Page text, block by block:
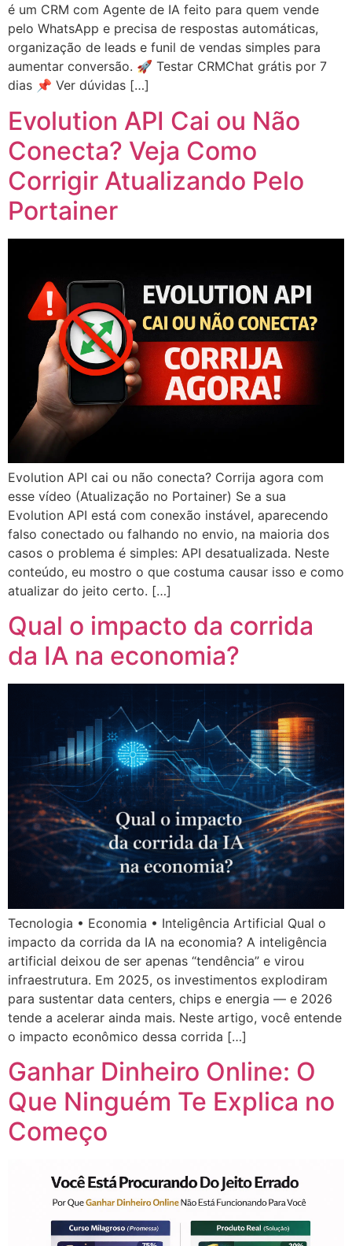
é um CRM com Agente de IA feito para quem vende
pelo WhatsApp e precisa de respostas automáticas,
organização de leads e funil de vendas simples para
aumentar conversão. 🚀 Testar CRMChat grátis por 7
dias 📌 Ver dúvidas […]
Evolution API Cai ou Não
Conecta? Veja Como
Corrigir Atualizando Pelo
Portainer
Evolution API cai ou não conecta? Corrija agora com
esse vídeo (Atualização no Portainer) Se a sua
Evolution API está com conexão instável, aparecendo
falso conectado ou falhando no envio, na maioria dos
casos o problema é simples: API desatualizada. Neste
conteúdo, eu mostro o que costuma causar isso e como
atualizar do jeito certo. […]
Qual o impacto da corrida
da IA na economia?
Tecnologia • Economia • Inteligência Artificial Qual o
impacto da corrida da IA na economia? A inteligência
artificial deixou de ser apenas “tendência” e virou
infraestrutura. Em 2025, os investimentos explodiram
para sustentar data centers, chips e energia — e 2026
tende a acelerar ainda mais. Neste artigo, você entende
o impacto econômico dessa corrida […]
Ganhar Dinheiro Online: O
Que Ninguém Te Explica no
Começo